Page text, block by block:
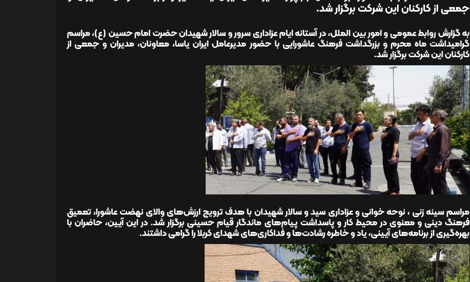
جمعی از کارکنان این شرکت برگزار شد.
به گزارش روابط عمومی و امور بین الملل، در آستانه ایام عزاداری سرور و سالار شهیدان حضرت امام حسین (ع)، مراسم
گرامیداشت ماه محرم و بزرگداشت فرهنگ عاشورایی با حضور مدیرعامل ایران یاسا، معاونان، مدیران و جمعی از
کارکنان این شرکت برگزار شد.
مراسم سینه زنی ، نوحه خوانی و عزاداری سید و سالار شهیدان با هدف ترویج ارزش‌های والای نهضت عاشورا، تعمیق
فرهنگ دینی و معنوی در محیط کار و پاسداشت پیام‌های ماندگار قیام حسینی برگزار شد. در این آیین، حاضران با
بهره‌گیری از برنامه‌های آیینی، یاد و خاطره رشادت‌ها و فداکاری‌های شهدای کربلا را گرامی داشتند.